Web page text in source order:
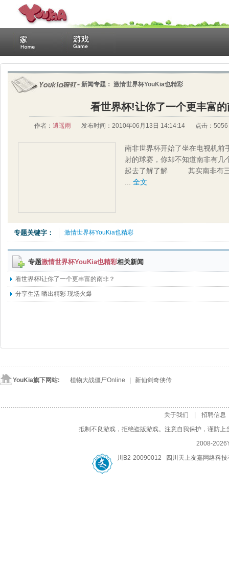
新闻专题： 激情世界杯YouKia也精彩
看世界杯!让你了一个更丰富
作者： 逍遥雨 发布时间：2010年06月13日 14:14:14 点击： 5056
南非世界杯开始了坐在电视机前
射的球赛，你却不知道南非有几
起去了解了解 其实南非有三
全文
专题关键字： 激情世界杯YouKia也精彩
专题激情世界杯YouKia也精彩相关新闻
看世界杯!让你了一个更丰富的南非？
分享生活 晒出精彩 现场火爆
YouKia旗下网站: 植物大战僵尸Online 新仙剑奇侠传
关于我们
招聘信息
抵制不良游戏，拒绝盗版游戏。注意自我保护，谨防
2008-2026
川B2-20090012 四川天上友嘉网络科